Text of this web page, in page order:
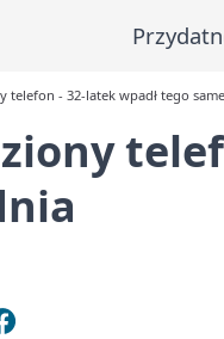
telefon - 32-latek wpadł tego